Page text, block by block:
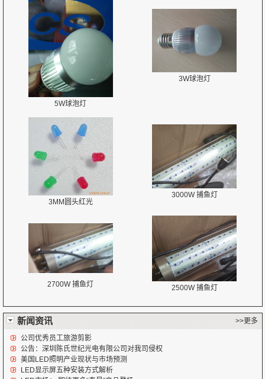
5W球泡灯
3W球泡灯
3MM圆头红光
3000W 捕鱼灯
2700W 捕鱼灯 2500W 捕鱼灯
新闻资讯 >>更多
公司优秀员工旅游剪影
公告：深圳陈氏世纪光电有限公司对我司侵权
美国LED照明产业现状与市场预测
LED显示屏五种安装方式解析